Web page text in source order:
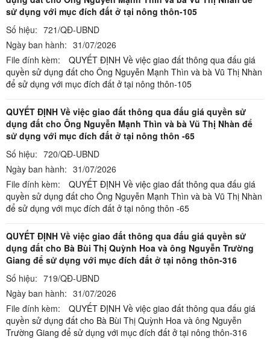
sử dụng với mục đích đất ở tại nông thôn-105
Số hiệu: 721/QĐ-UBND
Ngày ban hành: 31/07/2026
File đính kèm:
QUYẾT ĐỊNH Về việc giao đất thông qua đấu giá
quyền sử dụng đất cho Ông Nguyễn Mạnh Thìn và bà Vũ Thị Nhàn
để sử dụng với mục đích đất ở tại nông thôn-105
QUYẾT ĐỊNH Về việc giao đất thông qua đấu giá quyền sử
dụng đất cho Ông Nguyễn Mạnh Thìn và bà Vũ Thị Nhàn để
sử dụng với mục đích đất ở tại nông thôn -65
Số hiệu: 720/QĐ-UBND
Ngày ban hành: 31/07/2026
File đính kèm:
QUYẾT ĐỊNH Về việc giao đất thông qua đấu giá
quyền sử dụng đất cho Ông Nguyễn Mạnh Thìn và bà Vũ Thị Nhàn
để sử dụng với mục đích đất ở tại nông thôn -65
QUYẾT ĐỊNH Về việc giao đất thông qua đấu giá quyền sử
dụng đất cho Bà Bùi Thị Quỳnh Hoa và ông Nguyễn Trường
Giang để sử dụng với mục đích đất ở tại nông thôn-316
Số hiệu: 719/QĐ-UBND
Ngày ban hành: 31/07/2026
File đính kèm:
QUYẾT ĐỊNH Về việc giao đất thông qua đấu giá
quyền sử dụng đất cho Bà Bùi Thị Quỳnh Hoa và ông Nguyễn
Trường Giang để sử dụng với mục đích đất ở tại nông thôn-316